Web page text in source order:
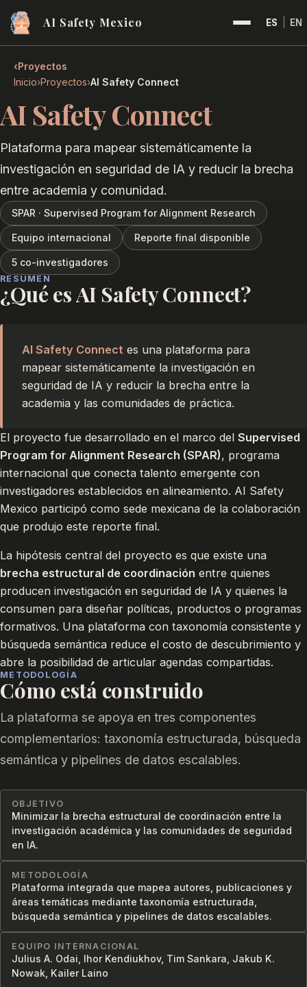
AI Safety Mexico ES EN
‹Proyectos
Inicio›Proyectos›AI Safety Connect
AI Safety Connect
Plataforma para mapear sistemáticamente la
investigación en seguridad de IA y reducir la brecha
entre academia y comunidad.
SPAR · Supervised Program for Alignment Research
Equipo internacional Reporte final disponible
5 co-investigadores
RESUMEN
¿Qué es AI Safety Connect?
AI Safety Connect es una plataforma para
mapear sistemáticamente la investigación en
seguridad de IA y reducir la brecha entre la
academia y las comunidades de práctica.
El proyecto fue desarrollado en el marco del Supervised
Program for Alignment Research (SPAR), programa
internacional que conecta talento emergente con
investigadores establecidos en alineamiento. AI Safety
Mexico participó como sede mexicana de la colaboración
que produjo este reporte final.
La hipótesis central del proyecto es que existe una
brecha estructural de coordinación entre quienes
producen investigación en seguridad de IA y quienes la
consumen para diseñar políticas, productos o programas
formativos. Una plataforma con taxonomía consistente y
búsqueda semántica reduce el costo de descubrimiento y
abre la posibilidad de articular agendas compartidas.
METODOLOGÍA
Cómo está construido
La plataforma se apoya en tres componentes
complementarios: taxonomía estructurada, búsqueda
semántica y pipelines de datos escalables.
OBJETIVO
Minimizar la brecha estructural de coordinación entre la
investigación académica y las comunidades de seguridad
en IA.
METODOLOGÍA
Plataforma integrada que mapea autores, publicaciones y
áreas temáticas mediante taxonomía estructurada,
búsqueda semántica y pipelines de datos escalables.
EQUIPO INTERNACIONAL
Julius A. Odai, Ihor Kendiukhov, Tim Sankara, Jakub K.
Nowak, Kailer Laino